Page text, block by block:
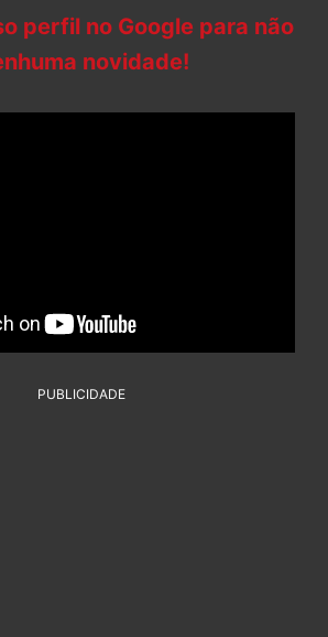
perfil no Google para não
novidade!
PUBLICIDADE